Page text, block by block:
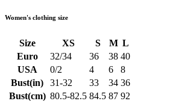
Women's clothing size
Size XS S M L
Euro
32/34 36 38 40
USA
0/2 4 6
8
Bust(in)
31-32 33 34 36
Bust(cm) 80.5-82.5 84.5 87 92